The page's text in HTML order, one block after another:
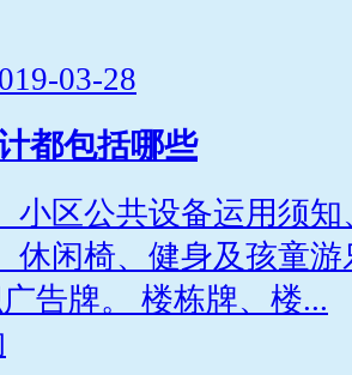
03-28
都包括哪些
小区公共设备运用须
休闲椅、健身及孩童
告牌。 楼栋牌、楼...